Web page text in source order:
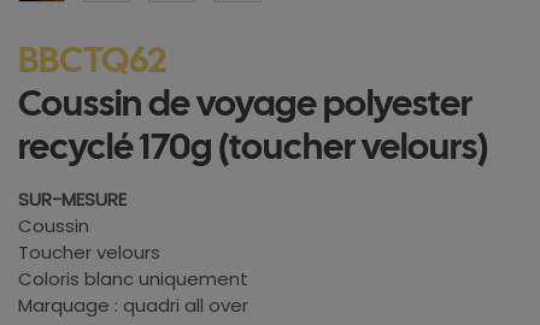
BBCTQ62
Coussin de voyage polyester
recyclé 170g (toucher velours)
SUR-MESURE
Coussin
Toucher velours
Coloris blanc uniquement
Marquage : quadri all over